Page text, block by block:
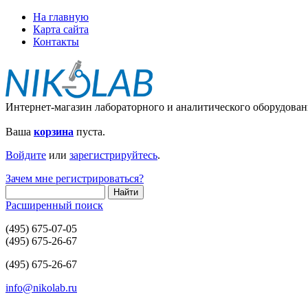
На главную
Карта сайта
Контакты
Интернет-магазин лабораторного и аналитического
Ваша корзина пуста.
Войдите или зарегистрируйтесь.
Зачем мне регистрироваться?
Расширенный поиск
(495) 675-07-05
(495) 675-26-67
(495) 675-26-67
info@nikolab.ru